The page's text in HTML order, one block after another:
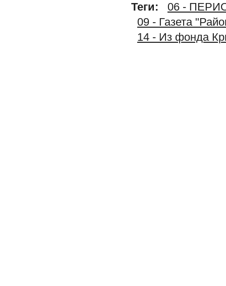
Теги:
06 -
09 - Газета
14 - Из фонда